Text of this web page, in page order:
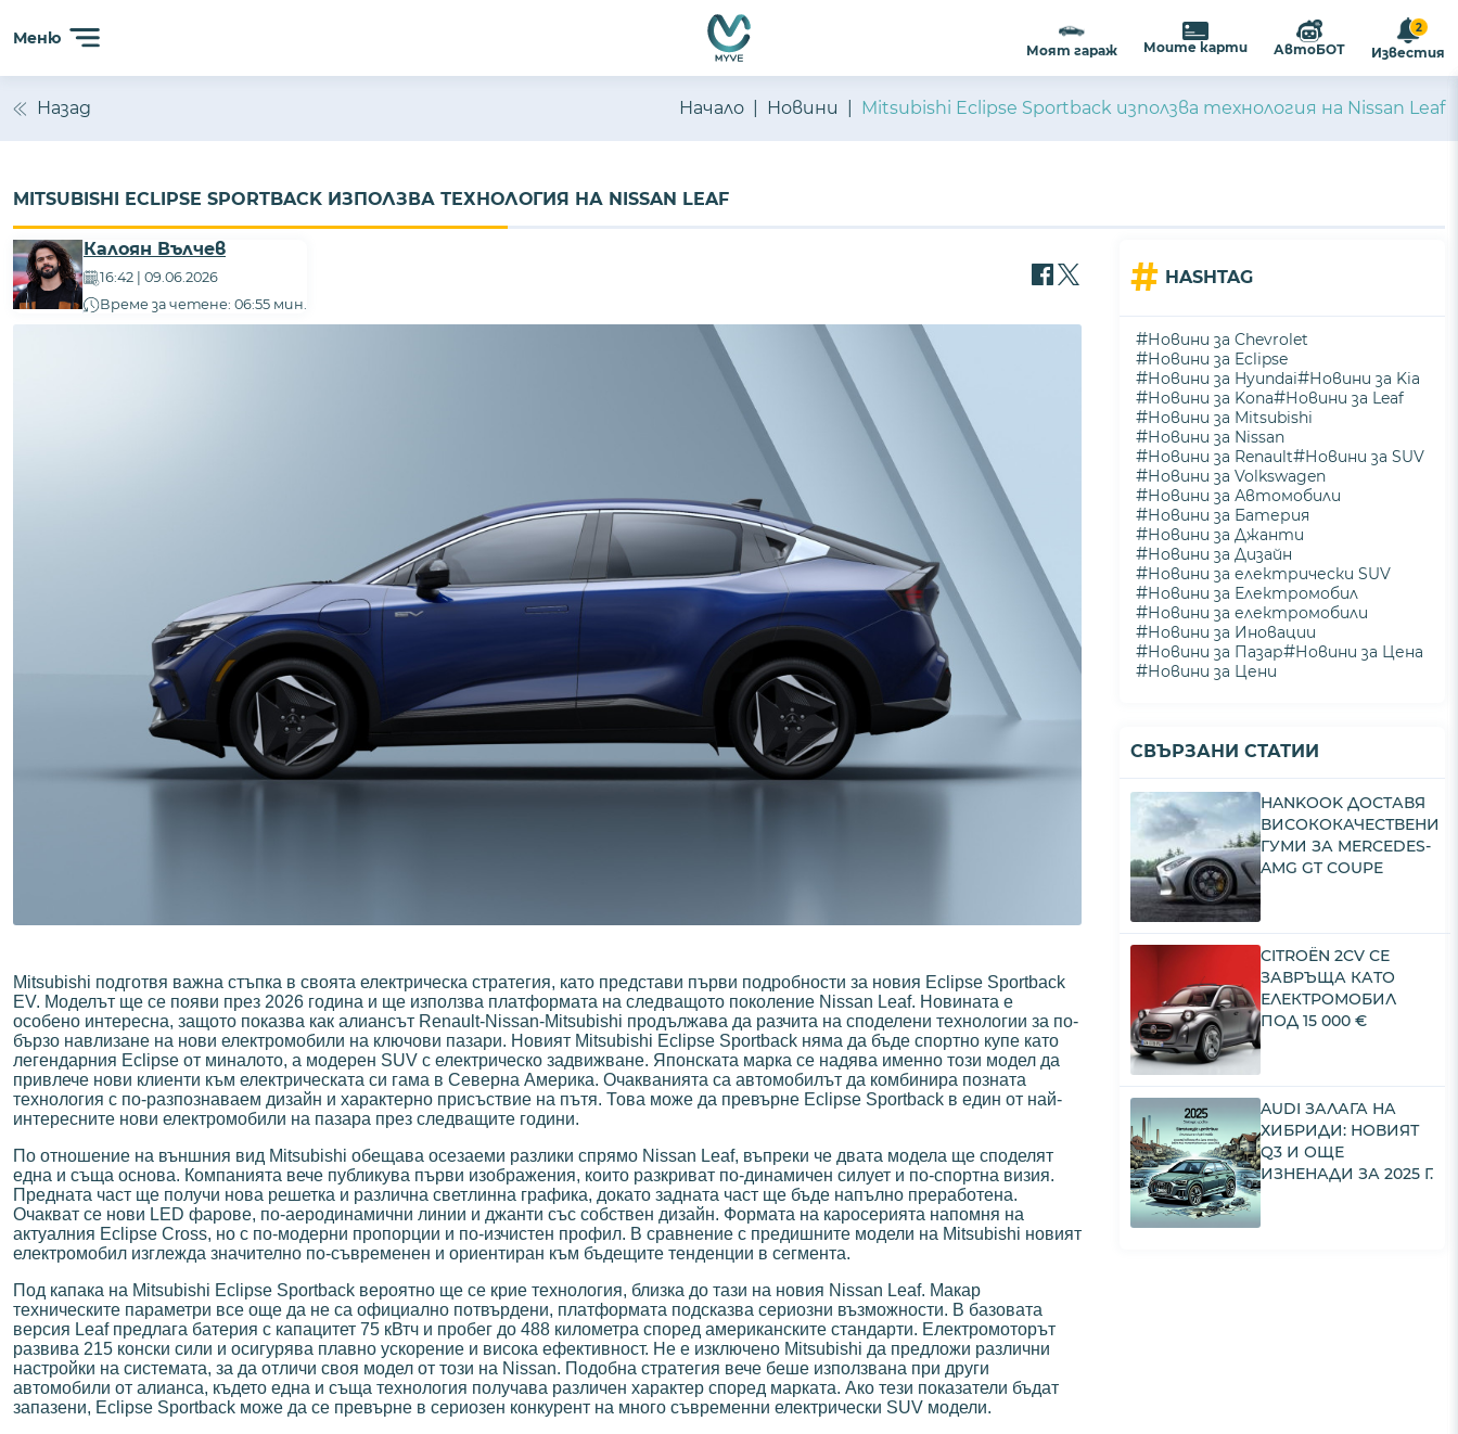
Меню
Моят гараж Моите карти АвтоБОТ
2
Известия
Назад Начало Новини Mitsubishi Eclipse Sportback използва технология на Nissan Leaf
MITSUBISHI ECLIPSE SPORTBACK ИЗПОЛЗВА ТЕХНОЛОГИЯ НА NISSAN LEAF
Калоян Вълчев
16:42 | 09.06.2026
Време за четене: 06:55 мин.
Mitsubishi подготвя важна стъпка в своята електрическа стратегия, като представи първи подробности за новия Eclipse Sportback
EV. Моделът ще се появи през 2026 година и ще използва платформата на следващото поколение Nissan Leaf. Новината е
особено интересна, защото показва как алиансът Renault-Nissan-Mitsubishi продължава да разчита на споделени технологии за по-
бързо навлизане на нови електромобили на ключови пазари. Новият Mitsubishi Eclipse Sportback няма да бъде спортно купе като
легендарния Eclipse от миналото, а модерен SUV с електрическо задвижване. Японската марка се надява именно този модел да
привлече нови клиенти към електрическата си гама в Северна Америка. Очакванията са автомобилът да комбинира позната
технология с по-разпознаваем дизайн и характерно присъствие на пътя. Това може да превърне Eclipse Sportback в един от най-
интересните нови електромобили на пазара през следващите години.
По отношение на външния вид Mitsubishi обещава осезаеми разлики спрямо Nissan Leaf, въпреки че двата модела ще споделят
една и съща основа. Компанията вече публикува първи изображения, които разкриват по-динамичен силует и по-спортна визия.
Предната част ще получи нова решетка и различна светлинна графика, докато задната част ще бъде напълно преработена.
Очакват се нови LED фарове, по-аеродинамични линии и джанти със собствен дизайн. Формата на каросерията напомня на
актуалния Eclipse Cross, но с по-модерни пропорции и по-изчистен профил. В сравнение с предишните модели на Mitsubishi новият
електромобил изглежда значително по-съвременен и ориентиран към бъдещите тенденции в сегмента.
Под капака на Mitsubishi Eclipse Sportback вероятно ще се крие технология, близка до тази на новия Nissan Leaf. Макар
техническите параметри все още да не са официално потвърдени, платформата подсказва сериозни възможности. В базовата
версия Leaf предлага батерия с капацитет 75 кВтч и пробег до 488 километра според американските стандарти. Електромоторът
развива 215 конски сили и осигурява плавно ускорение и висока ефективност. Не е изключено Mitsubishi да предложи различни
настройки на системата, за да отличи своя модел от този на Nissan. Подобна стратегия вече беше използвана при други
автомобили от алианса, където една и съща технология получава различен характер според марката. Ако тези показатели бъдат
запазени, Eclipse Sportback може да се превърне в сериозен конкурент на много съвременни електрически SUV модели.
# HASHTAG
#Новини за Chevrolet
#Новини за Eclipse
#Новини за Hyundai#Новини за Kia
#Новини за Kona#Новини за Leaf
#Новини за Mitsubishi
#Новини за Nissan
#Новини за Renault#Новини за SUV
#Новини за Volkswagen
#Новини за Автомобили
#Новини за Батерия
#Новини за Джанти
#Новини за Дизайн
#Новини за електрически SUV
#Новини за Електромобил
#Новини за електромобили
#Новини за Иновации
#Новини за Пазар#Новини за Цена
#Новини за Цени
СВЪРЗАНИ СТАТИИ
HANKOOK ДОСТАВЯ
ВИСОКОКАЧЕСТВЕНИ
ГУМИ ЗА MERCEDES-
AMG GT COUPE
CITROËN 2CV СЕ
ЗАВРЪЩА КАТО
ЕЛЕКТРОМОБИЛ
ПОД 15 000 €
AUDI ЗАЛАГА НА
ХИБРИДИ: НОВИЯТ
Q3 И ОЩЕ
ИЗНЕНАДИ ЗА 2025 Г.